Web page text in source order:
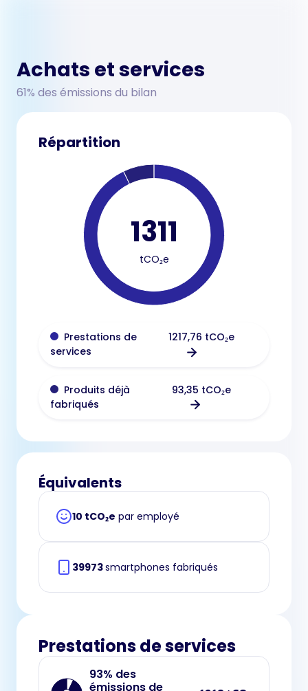
Achats et services
61% des émissions du bilan
Répartition
1311
tCO₂e
Prestations de
services
1217,76 tCO₂e
Produits déjà
fabriqués
93,35 tCO₂e
Équivalents
10 tCO₂e par employé
39973smartphones fabriqués
Prestations de services
93% des
émissions de